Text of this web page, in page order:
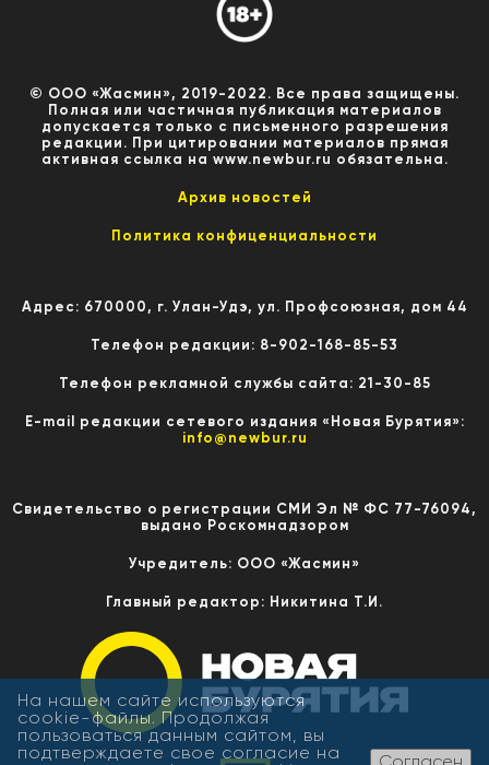
© ООО «Жасмин», 2019-2022. Все права защищены.
Полная или частичная публикация материалов
допускается только с письменного разрешения
редакции. При цитировании материалов прямая
активная ссылка на www.newbur.ru обязательна.
Архив новостей
Политика конфиценциальности
Адрес: 670000, г. Улан-Удэ, ул. Профсоюзная, дом 44
Телефон редакции: 8-902-168-85-53
Телефон рекламной службы сайта: 21-30-85
E-mail редакции сетевого издания «Новая Бурятия»:
info@newbur.ru
Свидетельство о регистрации СМИ Эл № ФС 77-76094,
выдано Роскомнадзором
Учредитель: ООО «Жасмин»
Главный редактор: Никитина Т.И.
На нашем сайте используются
cookie-файлы. Продолжая
пользоваться данным сайтом, вы
подтверждаете свое согласие на